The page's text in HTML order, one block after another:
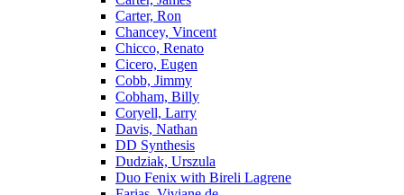
Carter, Ron
Chancey, Vincent
Chicco, Renato
Cicero, Eugen
Cobb, Jimmy
Cobham, Billy
Coryell, Larry
Davis, Nathan
DD Synthesis
Dudziak, Urszula
Duo Fenix with Bireli Lagrene